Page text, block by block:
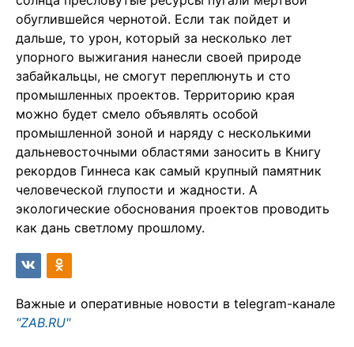
обуглившейся чернотой. Если так пойдет и
дальше, то урон, который за несколько лет
упорного выжигания нанесли своей природе
забайкальцы, не смогут переплюнуть и сто
промышленных проектов. Территорию края
можно будет смело объявлять особой
промышленной зоной и наряду с несколькими
дальневосточными областями заносить в Книгу
рекордов Гиннеса как самый крупный памятник
человеческой глупости и жадности. А
экологические обоснования проектов проводить
как дань светлому прошлому.
Важные и оперативные новости в telegram-канале
"ZAB.RU"